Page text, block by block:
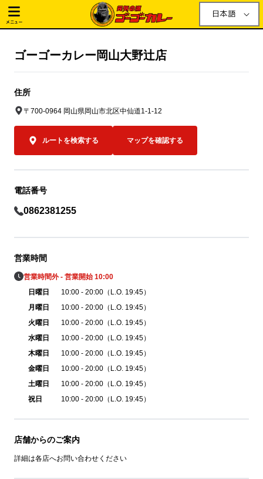
メニュー
日本語
ゴーゴーカレー岡山大野辻店
住所
〒700-0964 岡山県岡山市北区中仙道1-1-12
ルートを検索する マップを確認する
電話番号
0862381255
営業時間
営業時間外 - 営業開始 10:00
日曜日
10:00 - 20:00（L.O. 19:45）
月曜日
10:00 - 20:00（L.O. 19:45）
火曜日
10:00 - 20:00（L.O. 19:45）
水曜日
10:00 - 20:00（L.O. 19:45）
木曜日
10:00 - 20:00（L.O. 19:45）
金曜日
10:00 - 20:00（L.O. 19:45）
土曜日
10:00 - 20:00（L.O. 19:45）
祝日
10:00 - 20:00（L.O. 19:45）
店舗からのご案内
詳細は各店へお問い合わせください